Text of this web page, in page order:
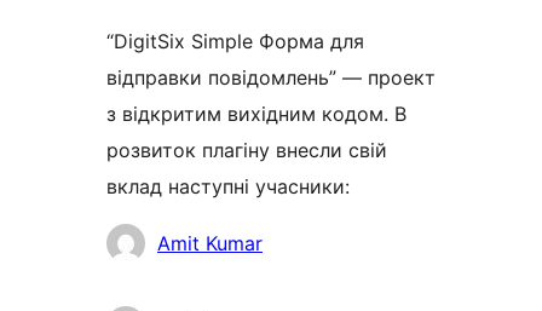
“DigitSix Simple Форма для
відправки повідомлень” — проект
з відкритим вихідним кодом. В
розвиток плагіну внесли свій
вклад наступні учасники:
УчасникиAmit Kumar